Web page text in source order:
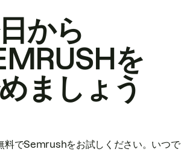
から
を
ましょう
料でSemrushをお試しください。いつ